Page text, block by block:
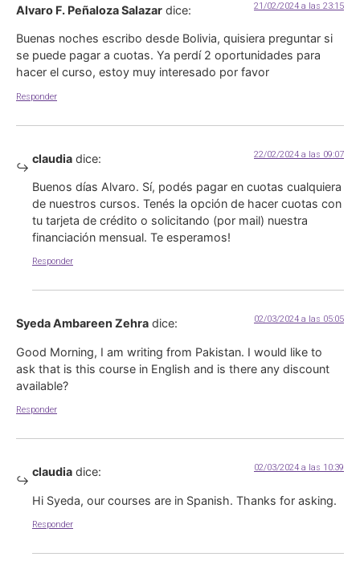
Alvaro F. Peñaloza Salazar dice: 21/02/2024 a las 23:15
Buenas noches escribo desde Bolivia, quisiera preguntar si
se puede pagar a cuotas. Ya perdí 2 oportunidades para
hacer el curso, estoy muy interesado por favor
Responder
claudia dice: 22/02/2024 a las 09:07
Buenos días Alvaro. Sí, podés pagar en cuotas cualquiera
de nuestros cursos. Tenés la opción de hacer cuotas con
tu tarjeta de crédito o solicitando (por mail) nuestra
financiación mensual. Te esperamos!
Responder
Syeda Ambareen Zehra dice: 02/03/2024 a las 05:05
Good Morning, I am writing from Pakistan. I would like to
ask that is this course in English and is there any discount
available?
Responder
claudia dice: 02/03/2024 a las 10:39
Hi Syeda, our courses are in Spanish. Thanks for asking.
Responder